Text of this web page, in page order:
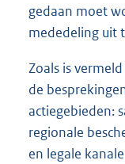
gedaan moet
mededeling uit
Zoals is
de
actiegebieden:
regionale
en legale